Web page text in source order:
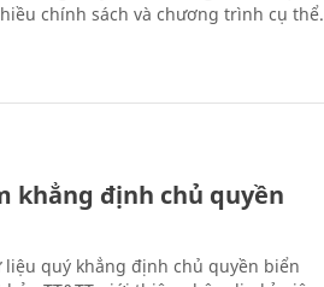
chính sách và chương trình cụ thể.
khẳng định chủ quyền
quý khẳng định chủ quyền biển